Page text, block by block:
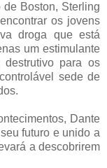
Boston, Sterling
os jovens
droga que está
um estimulante
destrutivo para os
sede de
Dante
futuro e unido a
a descobrirem